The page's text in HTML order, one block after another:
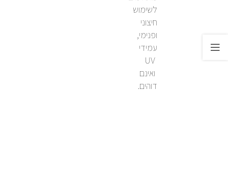
לשימוש
חיצוני
ופנימי,
עמידי
UV
ואינם
דוהים.